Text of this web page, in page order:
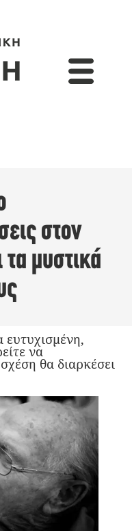
στον
μυστικά
ευτυχισμένη,
να
θα διαρκέσει